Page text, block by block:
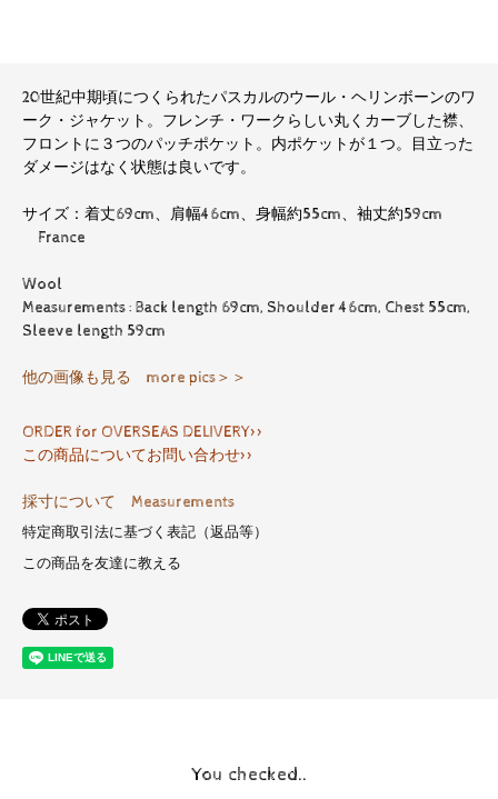
20世紀中期頃につくられたパスカルのウール・ヘリンボーンのワ
ーク・ジャケット。フレンチ・ワークらしい丸くカーブした襟、
フロントに３つのパッチポケット。内ポケットが１つ。目立った
ダメージはなく状態は良いです。
サイズ：着丈69cm、肩幅46cm、身幅約55cm、袖丈約59cm
France
Wool
Measurements : Back length 69cm, Shoulder 46cm, Chest 55cm,
Sleeve length 59cm
他の画像も見る more pics＞＞
ORDER for OVERSEAS DELIVERY>>
この商品についてお問い合わせ>>
採寸について Measurements
特定商取引法に基づく表記（返品等）
この商品を友達に教える
You checked..